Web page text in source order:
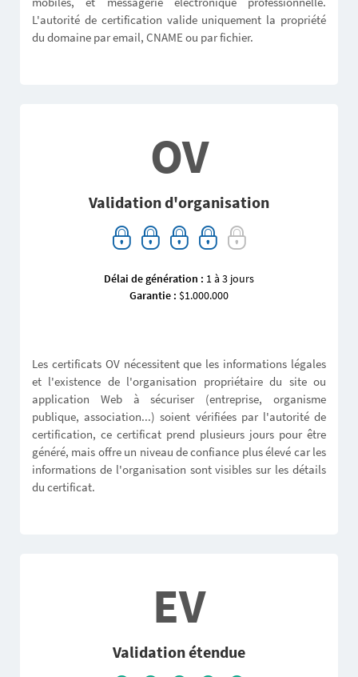
L'autorité de certification valide uniquement la propriété
du domaine par email, CNAME ou par fichier.
OV
Validation d'organisation
Délai de génération : 1 à 3 jours
Garantie : $1.000.000
Les certificats OV nécessitent que les informations légales
et l'existence de l'organisation propriétaire du site ou
application Web à sécuriser (entreprise, organisme
publique, association...) soient vérifiées par l'autorité de
certification, ce certificat prend plusieurs jours pour être
généré, mais offre un niveau de confiance plus élevé car les
informations de l'organisation sont visibles sur les détails
du certificat.
EV
Validation étendue